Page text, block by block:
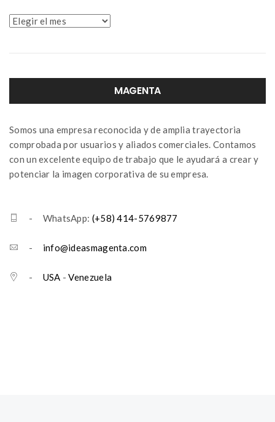
Archivos
MAGENTA
Somos una empresa reconocida y de amplia trayectoria
comprobada por usuarios y aliados comerciales. Contamos
con un excelente equipo de trabajo que le ayudará a crear y
potenciar la imagen corporativa de su empresa.
- WhatsApp: (+58) 414-5769877
- info@ideasmagenta.com
- USA -Venezuela